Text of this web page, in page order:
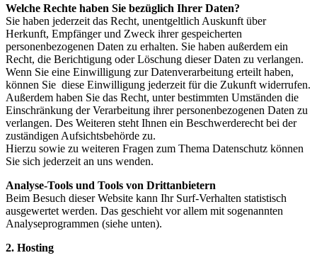
Welche Rechte haben Sie bezüglich Ihrer Daten?
Sie haben jederzeit das Recht, unentgeltlich Auskunft über
Herkunft, Empfänger und Zweck ihrer gespeicherten
personenbezogenen Daten zu erhalten. Sie haben außerdem ein
Recht, die Berichtigung oder Löschung dieser Daten zu verlangen.
Wenn Sie eine Einwilligung zur Datenverarbeitung erteilt haben,
können Sie diese Einwilligung jederzeit für die Zukunft widerrufen.
Außerdem haben Sie das Recht, unter bestimmten Umständen die
Einschränkung der Verarbeitung ihrer personenbezogenen Daten zu
verlangen. Des Weiteren steht Ihnen ein Beschwerderecht bei der
zuständigen Aufsichtsbehörde zu.
Hierzu sowie zu weiteren Fragen zum Thema Datenschutz können
Sie sich jederzeit an uns wenden.
Analyse-Tools und Tools von Dritt­anbietern
Beim Besuch dieser Website kann Ihr Surf-Verhalten statistisch
ausgewertet werden. Das geschieht vor allem mit sogenannten
Analyseprogrammen (siehe unten).
2. Hosting